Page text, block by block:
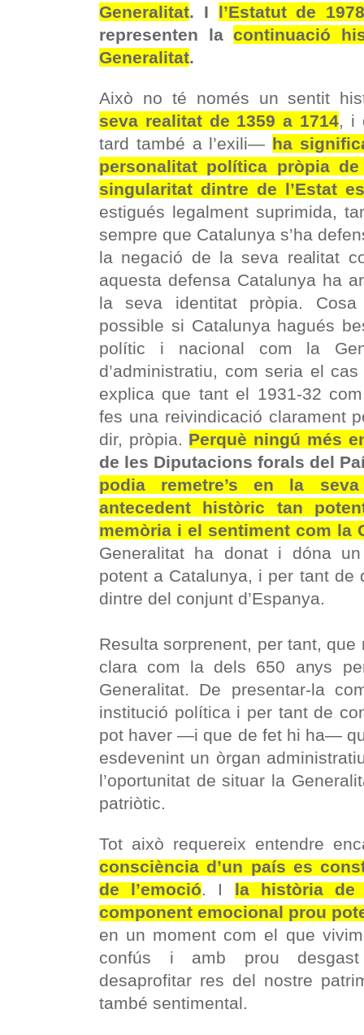
Generalitat. I l’Estatut de
representen lacontinuació
Generalitat.
Això no té només un sentit
seva realitat de 1359 a 1714, i
tard també a l’exili— ha
personalitat política pròpia
singularitat dintre de l’Estat
estigués legalment suprimida,
sempre que Catalunya s’ha
la negació de la seva realitat
aquesta defensa Catalunya ha
la seva identitat pròpia.
possible si Catalunya hagués
polític i nacional com la
d’administratiu, com seria el
explica que tant el 1931-32
fes una reivindicació clarament
dir, pròpia. Perquè ningú més
de les Diputacions forals del
podia remetre’s en la
antecedent històric tan
memòria i el sentiment com la
Generalitat ha donat i dóna
potent a Catalunya, i per tant de
dintre del conjunt d’Espanya.
Resulta sorprenent, per tant, que
clara com la dels 650 anys
Generalitat. De presentar-la
institució política i per tant de
pot haver —i que de fet hi ha—
esdevenint un òrgan
l’oportunitat de situar la
patriòtic.
Tot això requereix entendre
consciència d’un país es
de l’emoció. I la història de
component emocional prou
en un moment com el que
confús i amb prou
desaprofitar res del nostre
també sentimental.